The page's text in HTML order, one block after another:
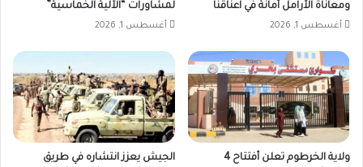
ومعاناة الأرامل أمانة في اعناقنا
أغسطس 1, 2026
لمشاورات “الآلية الخماسية”
أغسطس 1, 2026
ولاية الخرطوم تعلن أفتتاح 4
الجيش يعزز انتشاره في طريق